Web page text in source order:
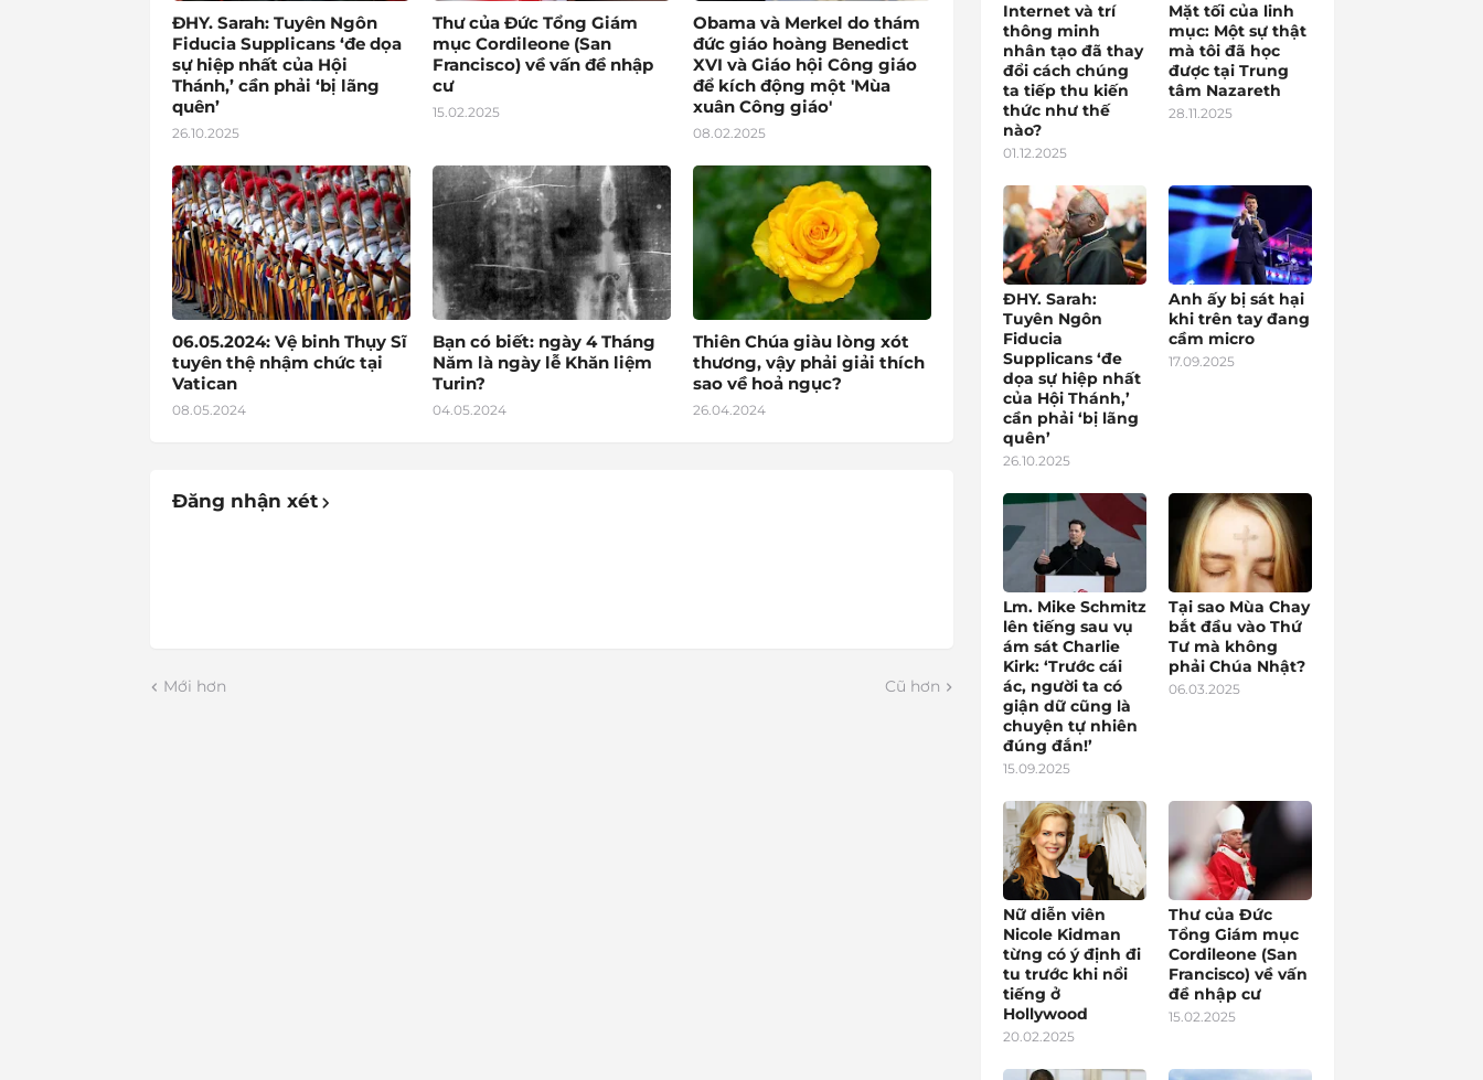
ĐHY. Sarah: Tuyên Ngôn
Fiducia Supplicans ‘đe dọa
sự hiệp nhất của Hội
Thánh,’ cần phải ‘bị lãng
quên’
26.10.2025
Thư của Đức Tổng Giám
mục Cordileone (San
Francisco) về vấn đề nhập
cư
15.02.2025
Obama và Merkel do thám
đức giáo hoàng Benedict
XVI và Giáo hội Công giáo
để kích động một 'Mùa
xuân Công giáo'
08.02.2025
06.05.2024: Vệ binh Thụy Sĩ
tuyên thệ nhậm chức tại
Vatican
08.05.2024
Bạn có biết: ngày 4 Tháng
Năm là ngày lễ Khăn liệm
Turin?
04.05.2024
Thiên Chúa giàu lòng xót
thương, vậy phải giải thích
sao về hoả ngục?
26.04.2024
Đăng nhận xét
Mới hơn Cũ hơn
Internet và trí
thông minh
nhân tạo đã thay
đổi cách chúng
ta tiếp thu kiến
thức như thế
nào?
01.12.2025
Mặt tối của linh
mục: Một sự thật
mà tôi đã học
được tại Trung
tâm Nazareth
28.11.2025
ĐHY. Sarah:
Tuyên Ngôn
Fiducia
Supplicans ‘đe
dọa sự hiệp nhất
của Hội Thánh,’
cần phải ‘bị lãng
quên’
26.10.2025
Anh ấy bị sát hại
khi trên tay đang
cầm micro
17.09.2025
Lm. Mike Schmitz
lên tiếng sau vụ
ám sát Charlie
Kirk: ‘Trước cái
ác, người ta có
giận dữ cũng là
chuyện tự nhiên
đúng đắn!’
15.09.2025
Tại sao Mùa Chay
bắt đầu vào Thứ
Tư mà không
phải Chúa Nhật?
06.03.2025
Nữ diễn viên
Nicole Kidman
từng có ý định đi
tu trước khi nổi
tiếng ở
Hollywood
20.02.2025
Thư của Đức
Tổng Giám mục
Cordileone (San
Francisco) về vấn
đề nhập cư
15.02.2025